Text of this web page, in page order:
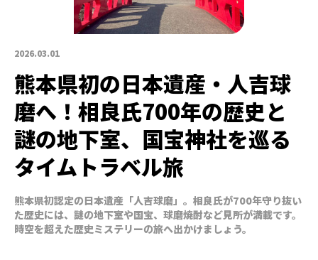
2026.03.01
熊本県初の日本遺産・人吉球
磨へ！相良氏700年の歴史と
謎の地下室、国宝神社を巡る
タイムトラベル旅
熊本県初認定の日本遺産「人吉球磨」。相良氏が700年守り抜い
た歴史には、謎の地下室や国宝、球磨焼酎など見所が満載です。
時空を超えた歴史ミステリーの旅へ出かけましょう。